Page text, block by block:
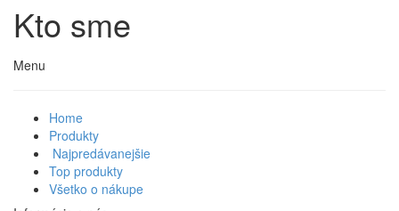
Kto sme
Menu
Home
Produkty
Najpredávanejšie
Top produkty
Všetko o nákupe